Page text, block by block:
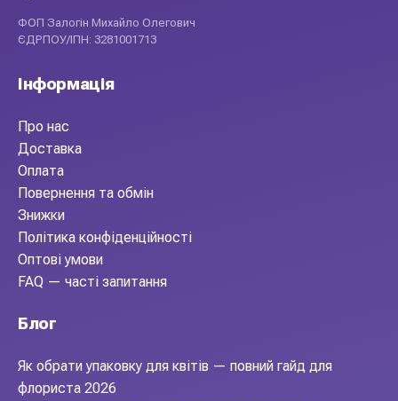
ФОП Залогін Михайло Олегович
ЄДРПОУ/ІПН: 3281001713
Інформація
Про нас
Доставка
Оплата
Повернення та обмін
Знижки
Політика конфіденційності
Оптові умови
FAQ — часті запитання
Блог
Як обрати упаковку для квітів — повний гайд для
флориста 2026